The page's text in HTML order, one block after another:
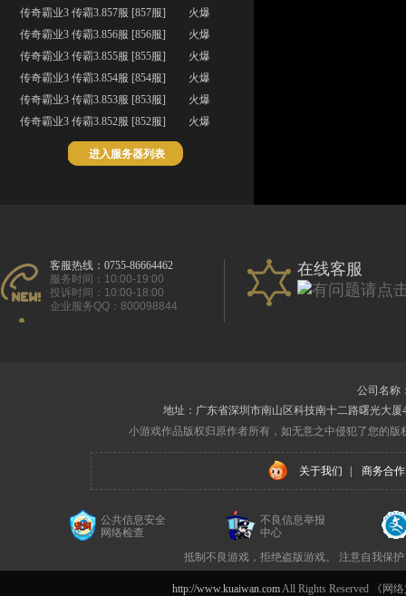
火爆
传奇霸业3 传霸3.857服 [857服]
火爆
传奇霸业3 传霸3.856服 [856服]
火爆
传奇霸业3 传霸3.855服 [855服]
火爆
传奇霸业3 传霸3.854服 [854服]
火爆
传奇霸业3 传霸3.853服 [853服]
火爆
传奇霸业3 传霸3.852服 [852服]
进入服务器列表
客服热线：0755-86664462
服务时间：10:00-19:00
投诉时间：10:00-18:00
企业服务QQ：800098844
在线客服
公司名称
地址：广东省深圳市南山区科技南十二路曙光大厦
小游戏作品版权归原作者所有，如无意之中侵犯了您的
关于我们 商务合作
公共信息安全
网络检查
不良信息举报
中心
抵制不良游戏，拒绝盗版游戏。 注意自我保
http://www.kuaiwan.comAll Rights Reserved 《网